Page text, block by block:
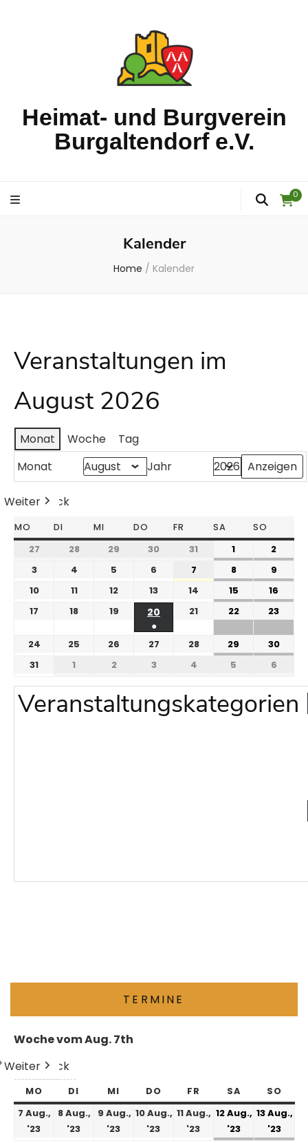
Heimat- und Burgverein
Burgaltendorf e.V.
0
Kalender
Home / Kalender
Veranstaltungen im
August 2026
Monat Woche
Tag
Monat
Jahr
Zurück
Heute
Weiter
MO DI MI DO FR SA SO
27 28 29 30 31 1
2
3
4 5 6 7 8
9
10
11 12 13 14 15
16
17
18 19
20
●
21 22 23
24 25 26 27 28 29
30
31
1 2 3 4 5 6
Veranstaltungskategorien
TERMINE
Woche vom Aug. 7th
Zurück
Heute
Weiter
MO DI MI DO FR SA SO
7 Aug.,
'23
8 Aug.,
'23
9 Aug.,
'23
10 Aug.,
'23
11 Aug.,
'23
12 Aug.,
'23
13 Aug.,
'23